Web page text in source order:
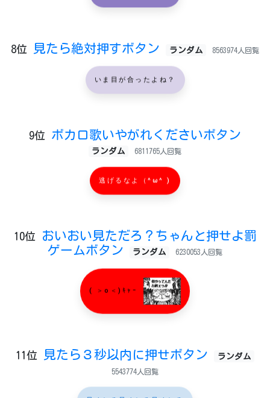
8位 見たら絶対押すボタン ランダム 8563974人回覧
いま目が合ったよね？
9位 ボカロ歌いやがれくださいボタン
ランダム 6811765人回覧
逃げるなよ（^ω^ )
10位
おいおい見ただろ？ちゃんと押せよ罰
ゲームボタン
ランダム 6230053人回覧
( ＞o＜)ｷｬｰ
11位 見たら３秒以内に押せボタン ランダム
5543774人回覧